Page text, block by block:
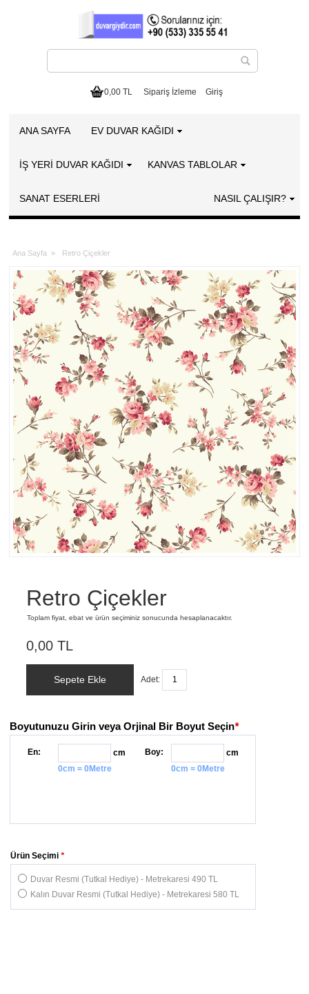
0,00 TL Sipariş İzleme Giriş
ANA SAYFA EV DUVAR KAĞIDI
İŞ YERİ DUVAR KAĞIDI KANVAS TABLOLAR
SANAT ESERLERI NASIL ÇALIŞIR?
Ana Sayfa » Retro Çiçekler
Retro Çiçekler
Toplam fiyat, ebat ve ürün seçiminiz sonucunda hesaplanacaktır.
0,00 TL
Sepete Ekle Adet:
Boyutunuzu Girin veya Orjinal Bir Boyut Seçin*
En:
cm
0cm = 0Metre
Boy:
cm
0cm = 0Metre
*
Ürün Seçimi
Duvar Resmi (Tutkal Hediye) - Metrekaresi 490 TL
Kalın Duvar Resmi (Tutkal Hediye) - Metrekaresi 580 TL